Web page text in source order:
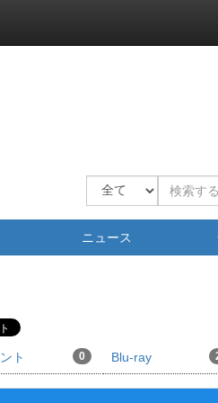
ニュース
ト 0 Blu-ray